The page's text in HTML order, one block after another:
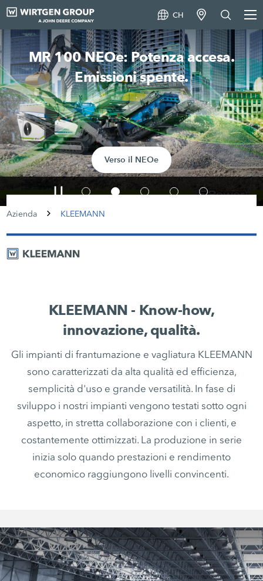
CH
MR 100 NEOe: Potenza accesa.
Emissioni spente.
Verso il NEOe
Azienda KLEEMANN
KLEEMANN - Know-how,
innovazione, qualità.
Gli impianti di frantumazione e vagliatura KLEEMANN
sono caratterizzati da alta qualità ed efficienza,
semplicità d'uso e grande versatilità. In fase di
sviluppo i nostri impianti vengono testati sotto ogni
aspetto, in stretta collaborazione con i clienti, e
costantemente ottimizzati. La produzione in serie
inizia solo quando prestazioni e rendimento
economico raggiungono livelli convincenti.